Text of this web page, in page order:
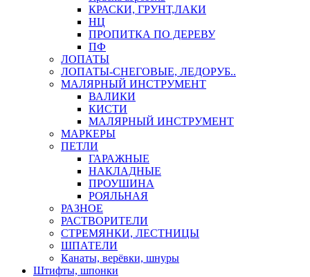
КРАСКИ, ГРУНТ,ЛАКИ
НЦ
ПРОПИТКА ПО ДЕРЕВУ
ПФ
ЛОПАТЫ
ЛОПАТЫ-СНЕГОВЫЕ, ЛЕДОРУБ..
МАЛЯРНЫЙ ИНСТРУМЕНТ
ВАЛИКИ
КИСТИ
МАЛЯРНЫЙ ИНСТРУМЕНТ
МАРКЕРЫ
ПЕТЛИ
ГАРАЖНЫЕ
НАКЛАДНЫЕ
ПРОУШИНА
РОЯЛЬНАЯ
РАЗНОЕ
РАСТВОРИТЕЛИ
СТРЕМЯНКИ, ЛЕСТНИЦЫ
ШПАТЕЛИ
Канаты, верёвки, шнуры
Штифты, шпонки